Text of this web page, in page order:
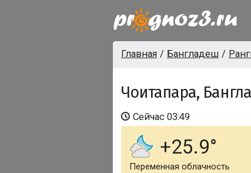
Главная Бангладеш
Чоитапара,
Сейчас 03:49
+25.9
Переменная облачность